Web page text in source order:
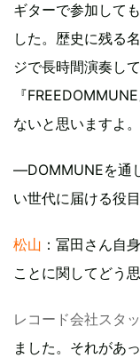
ギターで参加して
した。歴史に残る
ジで長時間演奏し
『
ないと思いますよ。
―DOMMUNEを通
い世代に届ける役
松山 ：冨田さん自
ことに関してどう
レコード会社スタ
ました。それがあ